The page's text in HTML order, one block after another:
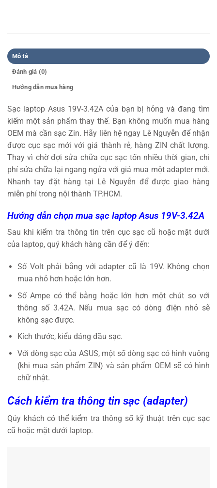
Mô tả
Đánh giá (0)
Hướng dẫn mua hàng
Sạc laptop Asus 19V-3.42A của bạn bị hỏng và đang tìm
kiếm một sản phẩm thay thế. Bạn không muốn mua hàng
OEM mà cần sạc Zin. Hãy liên hệ ngay Lê Nguyễn để nhận
được cục sạc mới với giá thành rẻ, hàng ZIN chất lượng.
Thay vì chờ đợi sửa chữa cục sạc tốn nhiều thời gian, chi
phí sửa chữa lại ngang ngửa với giá mua một adapter mới.
Nhanh tay đặt hàng tại Lê Nguyễn để được giao hàng
miễn phí trong nội thành TP.HCM.
Hướng dẫn chọn mua sạc laptop Asus 19V-3.42A
Sau khi kiểm tra thông tin trên cục sạc cũ hoặc mặt dưới
của laptop, quý khách hàng cần để ý đến:
Số Volt phải bằng với adapter cũ là 19V. Không chọn
mua nhỏ hơn hoặc lớn hơn.
Số Ampe có thể bằng hoặc lớn hơn một chút so với
thông số 3.42A. Nếu mua sạc có dòng điện nhỏ sẽ
không sạc được.
Kích thước, kiểu dáng đầu sạc.
Với dòng sạc của ASUS, một số dòng sạc có hình vuông
(khi mua sản phẩm ZIN) và sản phẩm OEM sẽ có hình
chữ nhật.
Cách kiểm tra thông tin sạc (adapter)
Qúy khách có thể kiểm tra thông số kỹ thuật trên cục sạc
cũ hoặc mặt dưới laptop.